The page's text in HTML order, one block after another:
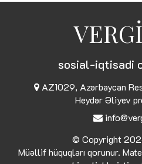
sosial-iqtisadi
AZ1029, Azərbaycan
Heydər Əliyev
© Copyright
Müəllif hüquqları qorunur.